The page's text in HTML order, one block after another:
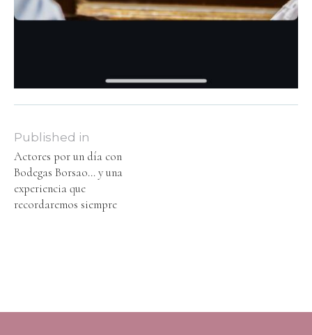
Published in
Actores por un día con
Bodegas Borsao… y una
experiencia que
recordaremos siempre